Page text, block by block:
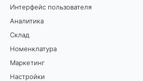
Интерфейс пользователя
Аналитика
Склад
Номенклатура
Маркетинг
Настройки